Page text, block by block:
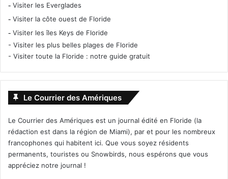
- Visiter les Everglades
- Visiter la côte ouest de Floride
- Visiter les îles Keys de Floride
- Visiter les plus belles plages de Floride
- Visiter toute la Floride : notre guide gratuit
Le Courrier des Amériques
Le Courrier des Amériques est un journal édité en Floride (la
rédaction est dans la région de Miami), par et pour les nombreux
francophones qui habitent ici. Que vous soyez résidents
permanents, touristes ou Snowbirds, nous espérons que vous
appréciez notre journal !